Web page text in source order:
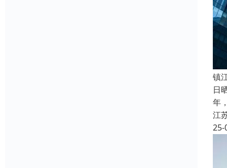
镇
日
年
江
25-